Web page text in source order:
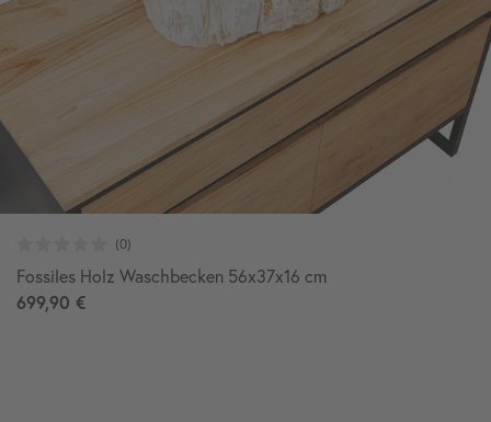
Fossiles Holz Waschbecken 56x37x16 cm
699,90 €